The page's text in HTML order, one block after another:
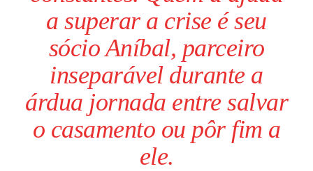
a superar a crise é seu
sócio Aníbal, parceiro
inseparável durante a
árdua jornada entre salvar
o casamento ou pôr fim a
ele.